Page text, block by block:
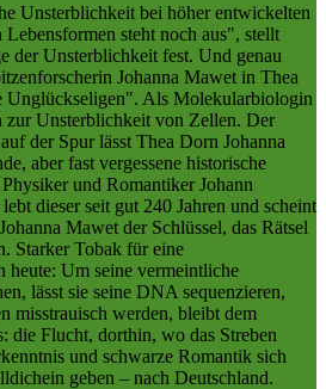
Unsterblichkeit bei höher entwickelten
steht noch aus", stellt
der Unsterblichkeit fest. Und genau
Johanna Mawet in Thea
Unglückseligen". Als Molekularbiologin
zur Unsterblichkeit von Zellen. Der
der Spur lässt Thea Dorn Johanna
aber fast vergessene historische
und Romantiker Johann
dieser seit gut 240 Jahren und scheint
Mawet der Schlüssel, das Rätsel
Starker Tobak für eine
heute: Um seine vermeintliche
lässt sie seine DNA sequenzieren,
misstrauisch werden, bleibt dem
die Flucht, dorthin, wo das Streben
und schwarze Romantik sich
geben – nach Deutschland.